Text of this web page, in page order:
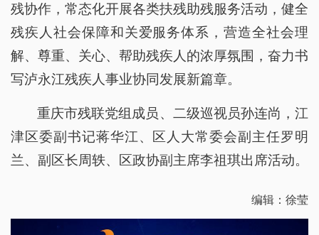
残协作，常态化开展各类扶残助残服务活动，健全
残疾人社会保障和关爱服务体系，营造全社会理
解、尊重、关心、帮助残疾人的浓厚氛围，奋力书
写泸永江残疾人事业协同发展新篇章。
重庆市残联党组成员、二级巡视员孙连尚，江
津区委副书记蒋华江、区人大常委会副主任罗明
兰、副区长周轶、区政协副主席李祖琪出席活动。
编辑：徐莹